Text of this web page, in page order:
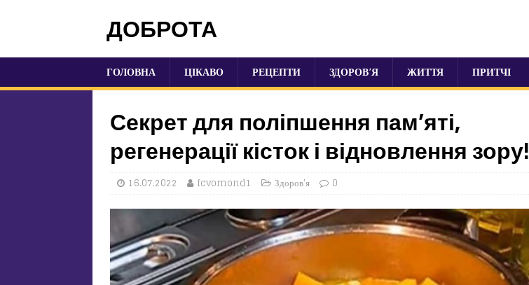
ДОБРОТА
ГОЛОВНА ЦІКАВО РЕЦЕПТИ ЗДОРОВ’Я ЖИТТЯ ПРИТЧІ
Секрет для поліпшення пам’яті,
регенерації кісток і відновлення зору!
16.07.2022 fcvomond1 Здоров'я 0